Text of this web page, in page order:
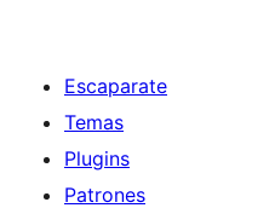
Escaparate
Temas
Plugins
Patrones